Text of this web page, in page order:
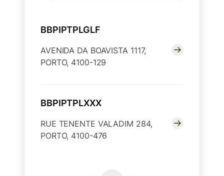
BBPIPTPLGLF
AVENIDA DA BOAVISTA 1117,
PORTO, 4100-129
BBPIPTPLXXX
RUE TENENTE VALADIM 284,
PORTO, 4100-476